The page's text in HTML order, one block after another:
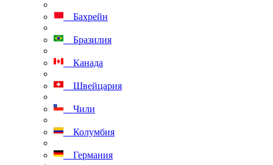
Бахрейн
Бразилия
Канада
Швейцария
Чили
Колумбия
Германия